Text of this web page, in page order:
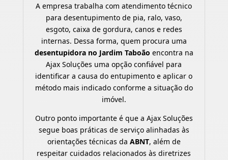
A empresa trabalha com atendimento técnico
para desentupimento de pia, ralo, vaso,
esgoto, caixa de gordura, canos e redes
internas. Dessa forma, quem procura uma
desentupidora no Jardim Taboão encontra na
Ajax Soluções uma opção confiável para
identificar a causa do entupimento e aplicar o
método mais indicado conforme a situação do
imóvel.
Outro ponto importante é que a Ajax Soluções
segue boas práticas de serviço alinhadas às
orientações técnicas da ABNT, além de
respeitar cuidados relacionados às diretrizes